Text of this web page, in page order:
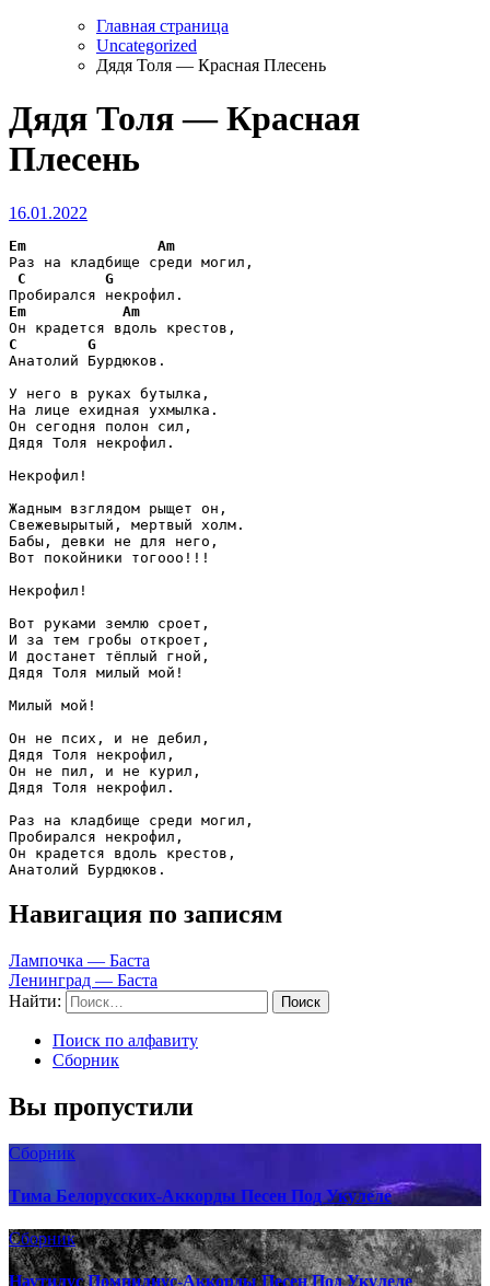
Главная страница
Uncategorized
Дядя Толя — Красная Плесень
Дядя Толя — Красная
Плесень
16.01.2022
Em
Am
Раз на кладбище среди могил,
C
G
Em
Am
C
G
Анатолий Бурдюков.
У него в руках бутылка,
На лице ехидная ухмылка.
Он сегодня полон сил,
Дядя Толя некрофил.
Некрофил!
Жадным взглядом рыщет он,
Свежевырытый, мертвый холм.
Бабы, девки не для него,
Вот покойники тогооо!!!
Некрофил!
Вот руками землю сроет,
И за тем гробы откроет,
И достанет тёплый гной,
Дядя Толя милый мой!
Милый мой!
Он не псих, и не дебил,
Дядя Толя некрофил,
Он не пил, и не курил,
Дядя Толя некрофил.
Раз на кладбище среди могил,
Пробирался некрофил,
Он крадется вдоль крестов,
Анатолий Бурдюков.
Навигация по записям
Лампочка — Баста
Ленинград — Баста
Найти:
Поиск по алфавиту
Сборник
Вы пропустили
Сборник
Тима Белорусских-Аккорды Песен Под Укулеле
Сборник
Наутилус Помпилиус-Аккорды Песен Под Укулеле